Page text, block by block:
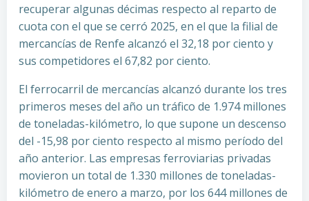
recuperar algunas décimas respecto al reparto de
cuota con el que se cerró 2025, en el que la filial de
mercancías de Renfe alcanzó el 32,18 por ciento y
sus competidores el 67,82 por ciento.
El ferrocarril de mercancías alcanzó durante los tres
primeros meses del año un tráfico de 1.974 millones
de toneladas-kilómetro, lo que supone un descenso
del -15,98 por ciento respecto al mismo período del
año anterior. Las empresas ferroviarias privadas
movieron un total de 1.330 millones de toneladas-
kilómetro de enero a marzo, por los 644 millones de